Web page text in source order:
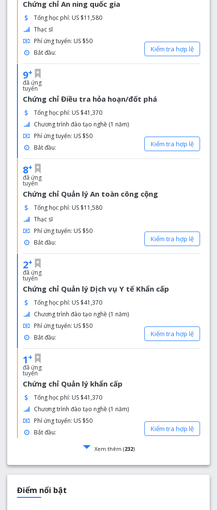
Chứng chỉ An ning quốc gia
Tổng học phí: US $11,580
Thạc sĩ
Phí ứng tuyển: US $50
Bắt đầu:
Kiểm tra hợp lệ
9+
đã ứng
tuyển
Chứng chỉ Điều tra hỏa hoạn/đốt phá
Tổng học phí: US $41,370
Chương trình đào tạo nghề (1 năm)
Phí ứng tuyển: US $50
Bắt đầu:
Kiểm tra hợp lệ
8+
đã ứng
tuyển
Chứng chỉ Quản lý An toàn công cộng
Tổng học phí: US $11,580
Thạc sĩ
Phí ứng tuyển: US $50
Bắt đầu:
Kiểm tra hợp lệ
2+
đã ứng
tuyển
Chứng chỉ Quản lý Dịch vụ Y tế Khẩn cấp
Tổng học phí: US $41,370
Chương trình đào tạo nghề (1 năm)
Phí ứng tuyển: US $50
Bắt đầu:
Kiểm tra hợp lệ
1 +
đã ứng
tuyển
Chứng chỉ Quản lý khẩn cấp
Tổng học phí: US $41,370
Chương trình đào tạo nghề (1 năm)
Phí ứng tuyển: US $50
Bắt đầu:
Kiểm tra hợp lệ
Xem thêm (232)
Điểm nổi bật